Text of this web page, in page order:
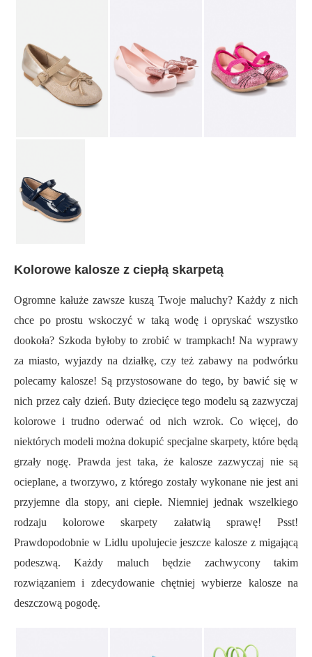
Kolorowe kalosze z ciepłą skarpetą
Ogromne kałuże zawsze kuszą Twoje maluchy? Każdy z nich
chce po prostu wskoczyć w taką wodę i opryskać wszystko
dookoła? Szkoda byłoby to zrobić w trampkach! Na wyprawy
za miasto, wyjazdy na działkę, czy też zabawy na podwórku
polecamy kalosze! Są przystosowane do tego, by bawić się w
nich przez cały dzień. Buty dziecięce tego modelu są zazwyczaj
kolorowe i trudno oderwać od nich wzrok. Co więcej, do
niektórych modeli można dokupić specjalne skarpety, które będą
grzały nogę. Prawda jest taka, że kalosze zazwyczaj nie są
ocieplane, a tworzywo, z którego zostały wykonane nie jest ani
przyjemne dla stopy, ani ciepłe. Niemniej jednak wszelkiego
rodzaju kolorowe skarpety załatwią sprawę! Psst!
Prawdopodobnie w Lidlu upolujecie jeszcze kalosze z migającą
podeszwą. Każdy maluch będzie zachwycony takim
rozwiązaniem i zdecydowanie chętniej wybierze kalosze na
deszczową pogodę.